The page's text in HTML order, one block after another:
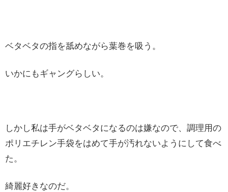
ベタベタの指を舐めながら葉巻を吸う。
いかにもギャングらしい。
しかし私は手がベタベタになるのは嫌なので、調理用の
ポリエチレン手袋をはめて手が汚れないようにして食べ
た。
綺麗好きなのだ。